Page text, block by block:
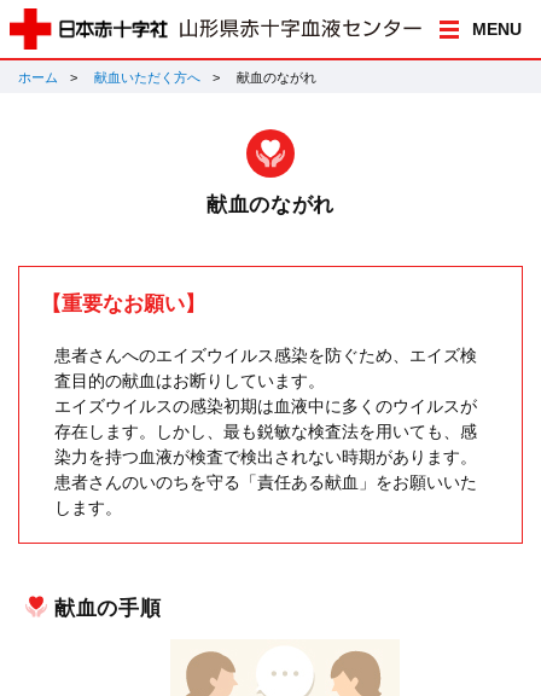
MENU
ホーム 献血いただく方へ 献血のながれ
献血のながれ
【重要なお願い】
患者さんへのエイズウイルス感染を防ぐため、エイズ検
査目的の献血はお断りしています。
エイズウイルスの感染初期は血液中に多くのウイルスが
存在します。しかし、最も鋭敏な検査法を用いても、感
染力を持つ血液が検査で検出されない時期があります。
患者さんのいのちを守る「責任ある献血」をお願いいた
します。
献血の手順